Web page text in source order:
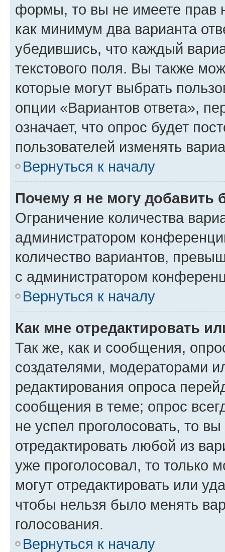
формы, то вы не имеете прав
как минимум два варианта
убедившись, что каждый
текстового поля. Вы также
которые могут выбрать
опции «Вариантов ответа»,
означает, что опрос будет
пользователей изменять
Вернуться к началу
Почему я не могу добавить
Ограничение количества
администратором
количество вариантов,
с администратором
Вернуться к началу
Как мне отредактировать
Так же, как и сообщения,
создателями, модераторами
редактирования опроса
сообщения в теме; опрос
не успел проголосовать, то
отредактировать любой из
уже проголосовал, то только
могут отредактировать или
чтобы нельзя было менять
голосования.
Вернуться к началу